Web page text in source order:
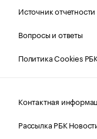
Источник
Вопросы и ответы
Политика Cookies
Контактная
Рассылка РБК